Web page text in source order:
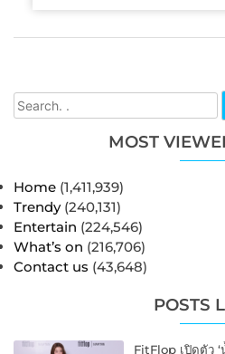
MOST
Home (1,411,939)
Trendy (240,131)
Entertain (224,546)
What’s on (216,706)
Contact us (43,648)
POSTS
FitFlop เปิดตัว